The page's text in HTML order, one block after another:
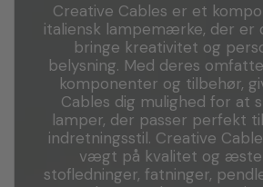
Creative Cables er et
italiensk lampemærke, der er
bringe kreativitet og
belysning. Med deres
komponenter og tilbehør,
Cables dig mulighed for at
lamper, der passer perfekt
indretningsstil. Creative
vægt på kvalitet og
stofledninger, fatninger,